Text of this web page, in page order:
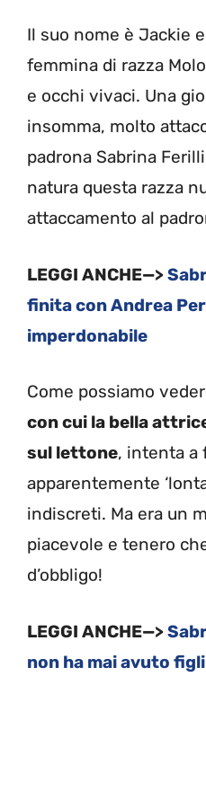
Il suo nome è Jackie
femmina di razza
e occhi vivaci. Una
insomma, molto
padrona Sabrina
natura questa razza
attaccamento al
LEGGI ANCHE—>
finita con Andrea
imperdonabile
Come possiamo
con cui la bella
sul lettone, intenta a
apparentemente
indiscreti. Ma era un
piacevole e tenero
d’obbligo!
LEGGI ANCHE—>
non ha mai avuto